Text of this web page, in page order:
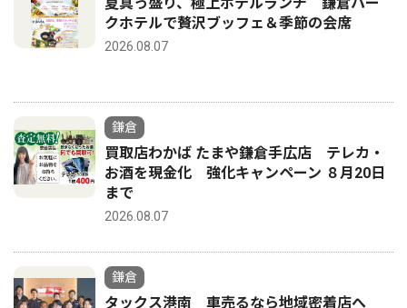
クホテルで贅沢ブッフェ＆季節の会席
2026.08.07
鎌倉
買取店わかば たまや鎌倉手広店 テレカ・
お酒を現金化 強化キャンペーン ８月20日
まで
2026.08.07
鎌倉
タックス港南 車売るなら地域密着店へ